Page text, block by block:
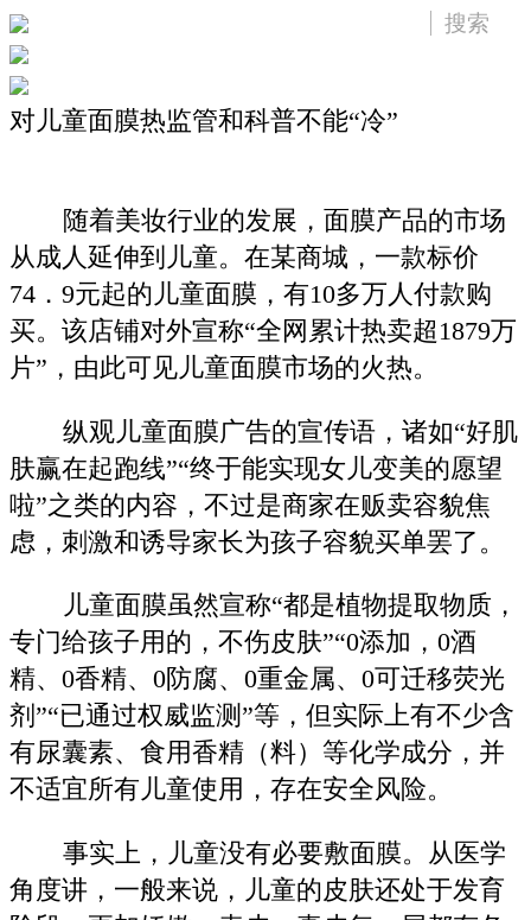
对儿童面膜热监管和科普不能“冷”
随着美妆行业的发展，面膜产品的市场
从成人延伸到儿童。在某商城，一款标价
74．9元起的儿童面膜，有10多万人付款购
买。该店铺对外宣称“全网累计热卖超1879万
片”，由此可见儿童面膜市场的火热。
纵观儿童面膜广告的宣传语，诸如“好肌
肤赢在起跑线”“终于能实现女儿变美的愿望
啦”之类的内容，不过是商家在贩卖容貌焦
虑，刺激和诱导家长为孩子容貌买单罢了。
儿童面膜虽然宣称“都是植物提取物质，
专门给孩子用的，不伤皮肤”“0添加，0酒
精、0香精、0防腐、0重金属、0可迁移荧光
剂”“已通过权威监测”等，但实际上有不少含
有尿囊素、食用香精（料）等化学成分，并
不适宜所有儿童使用，存在安全风险。
事实上，儿童没有必要敷面膜。从医学
角度讲，一般来说，儿童的皮肤还处于发育